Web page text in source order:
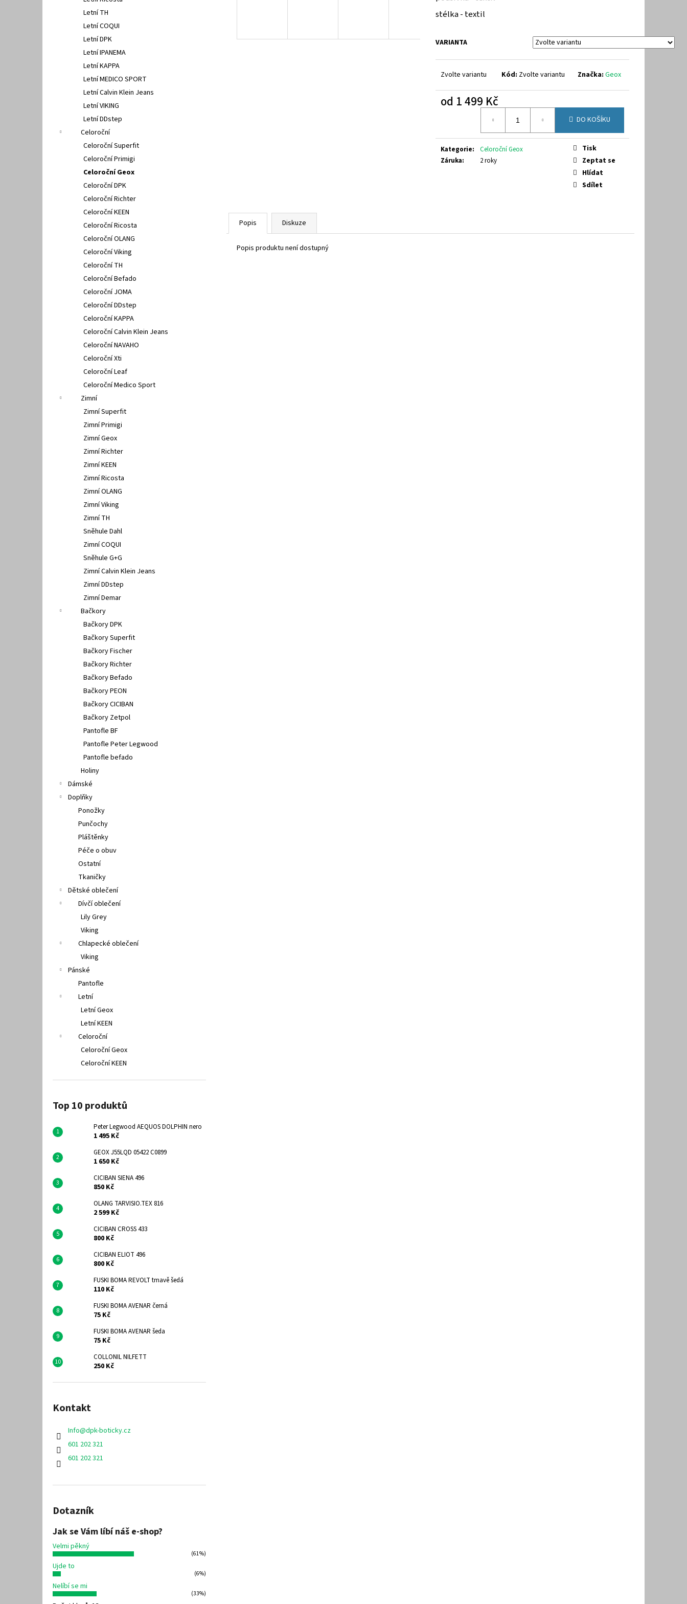
Letní TH
Letní COQUI
Letní DPK
Letní IPANEMA
Letní KAPPA
Letní MEDICO SPORT
Letní Calvin Klein Jeans
Letní VIKING
Letní DDstep
Celoroční
Celoroční Superfit
Celoroční Primigi
Celoroční Geox
Celoroční DPK
Celoroční Richter
Celoroční KEEN
Celoroční Ricosta
Celoroční OLANG
Celoroční Viking
Celoroční TH
Celoroční Befado
Celoroční JOMA
Celoroční DDstep
Celoroční KAPPA
Celoroční Calvin Klein Jeans
Celoroční NAVAHO
Celoroční Xti
Celoroční Leaf
Celoroční Medico Sport
Zimní
Zimní Superfit
Zimní Primigi
Zimní Geox
Zimní Richter
Zimní KEEN
Zimní Ricosta
Zimní OLANG
Zimní Viking
Zimní TH
Sněhule Dahl
Zimní COQUI
Sněhule G+G
Zimní Calvin Klein Jeans
Zimní DDstep
Zimní Demar
Bačkory
Bačkory DPK
Bačkory Superfit
Bačkory Fischer
Bačkory Richter
Bačkory Befado
Bačkory PEON
Bačkory CICIBAN
Bačkory Zetpol
Pantofle BF
Pantofle Peter Legwood
Pantofle befado
Holiny
Dámské
Doplňky
Ponožky
Punčochy
Pláštěnky
Péče o obuv
Ostatní
Tkaničky
Dětské oblečení
Dívčí oblečení
Lily Grey
Viking
Chlapecké oblečení
Viking
Pánské
Pantofle
Letní
Letní Geox
Letní KEEN
Celoroční
Celoroční Geox
Celoroční KEEN
Top 10 produktů
Peter Legwood AEQUOS DOLPHIN nero
1 495 Kč
GEOX J55LQD 05422 C0899
1 650 Kč
CICIBAN SIENA 496
850 Kč
OLANG TARVISIO.TEX 816
2 599 Kč
CICIBAN CROSS 433
800 Kč
CICIBAN ELIOT 496
800 Kč
FUSKI BOMA REVOLT tmavě šedá
110 Kč
FUSKI BOMA AVENAR černá
75 Kč
FUSKI BOMA AVENAR šeda
75 Kč
COLLONIL NILFETT
250 Kč
Kontakt
Info@dpk-boticky.cz
601 202 321
601 202 321
Dotazník
Jak se Vám líbí náš e-shop?
Velmi pěkný
(61%)
Ujde to
(6%)
Nelíbí se mi
(33%)
stélka - textil
VARIANTA
Zvolte variantu Kód: Zvolte variantu Značka:Geox
od 1 499 Kč
DO KOŠÍKU
Kategorie:
Celoroční Geox
Záruka: 2 roky
Tisk
Zeptat se
Hlídat
Sdílet
Popis Diskuze
Popis produktu není dostupný
1 495 Kč